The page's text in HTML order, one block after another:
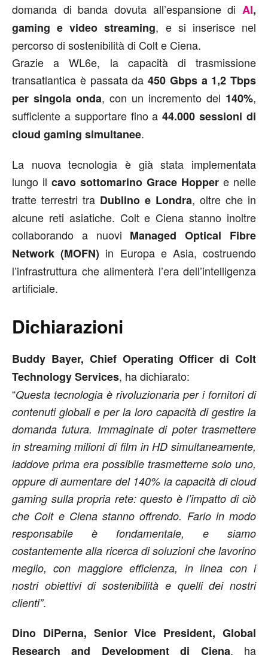
domanda di banda dovuta all’espansione di AI,
gaming e video streaming, e si inserisce nel
percorso di sostenibilità di Colt e Ciena.
Grazie a WL6e, la capacità di trasmissione
transatlantica è passata da 450 Gbps a 1,2 Tbps
per singola onda, con un incremento del 140%,
sufficiente a supportare fino a44.000 sessioni di
cloud gaming simultanee.
La nuova tecnologia è già stata implementata
lungo il cavo sottomarino Grace Hopper e nelle
tratte terrestri tra Dublino e Londra, oltre che in
alcune reti asiatiche. Colt e Ciena stanno inoltre
collaborando a nuovi Managed Optical Fibre
Network (MOFN) in Europa e Asia, costruendo
l’infrastruttura che alimenterà l’era dell’intelligenza
artificiale.
Dichiarazioni
Buddy Bayer, Chief Operating Officer di Colt
Technology Services, ha dichiarato:
“Questa tecnologia è rivoluzionaria per i fornitori di
contenuti globali e per la loro capacità di gestire la
domanda futura. Immaginate di poter trasmettere
in streaming milioni di film in HD simultaneamente,
laddove prima era possibile trasmetterne solo uno,
oppure di aumentare del 140% la capacità di cloud
gaming sulla propria rete: questo è l’impatto di ciò
che Colt e Ciena stanno offrendo. Farlo in modo
responsabile è fondamentale, e siamo
costantemente alla ricerca di soluzioni che lavorino
meglio, con maggiore efficienza, in linea con i
nostri obiettivi di sostenibilità e quelli dei nostri
clienti”.
Dino DiPerna, Senior Vice President, Global
Research and Development di Ciena, ha